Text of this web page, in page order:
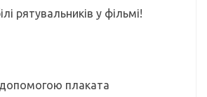
рятувальників у фільмі!
допомогою плаката